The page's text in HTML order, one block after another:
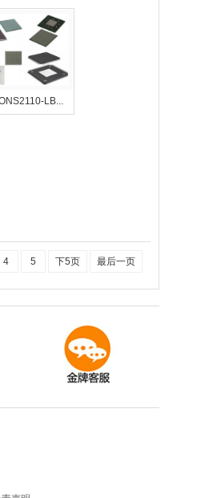
LB...
4 5 下5页 最后一页